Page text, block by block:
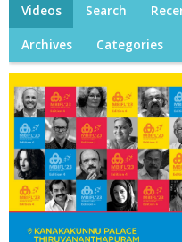
Videos Search
Archives Categories